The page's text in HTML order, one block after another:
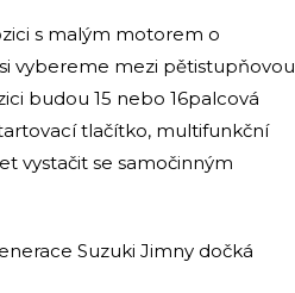
s malým motorem o
vybereme mezi pětistupňovou
budou 15 nebo 16palcová
tlačítko, multifunkční
vystačit se samočinným
Suzuki Jimny dočká